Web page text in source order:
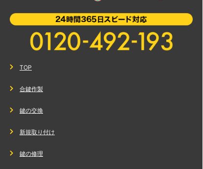
TOP
合鍵作製
鍵の交換
新規取り付け
鍵の修理